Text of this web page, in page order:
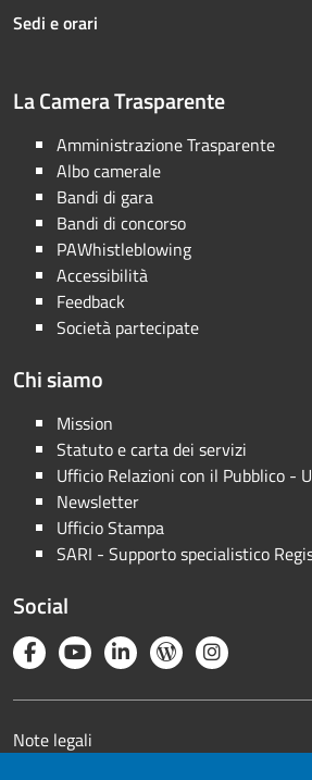
Sedi e orari
La Camera Trasparente
Amministrazione Trasparente
Albo camerale
Bandi di gara
Bandi di concorso
PAWhistleblowing
Accessibilità
Feedback
Società partecipate
Chi siamo
Mission
Statuto e carta dei servizi
Ufficio Relazioni con il Pubblico -
Newsletter
Ufficio Stampa
SARI - Supporto specialistico
Social
Note legali